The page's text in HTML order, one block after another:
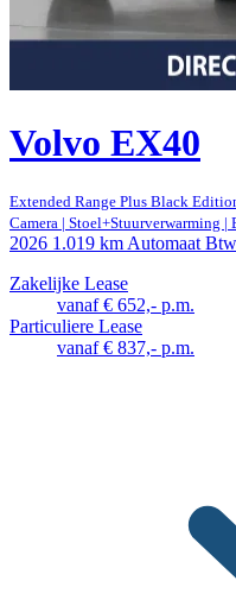
Volvo EX40
Extended Range Plus Black
Camera | Stoel+Stuurverwarming |
2026 1.019 km Automaat Btw
Zakelijke Lease
vanaf € 652,- p.m.
Particuliere Lease
vanaf € 837,- p.m.